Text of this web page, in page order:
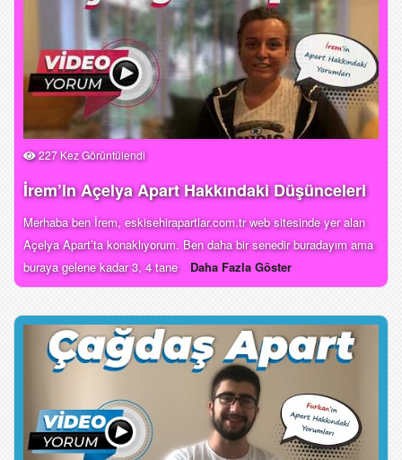
227 Kez Görüntülendi
İrem’in Açelya Apart Hakkındaki Düşünceleri
Merhaba ben İrem, eskisehirapartlar.com.tr web sitesinde yer alan
Açelya Apart’ta konaklıyorum. Ben daha bir senedir buradayım ama
buraya gelene kadar 3, 4 tane
Daha Fazla Göster